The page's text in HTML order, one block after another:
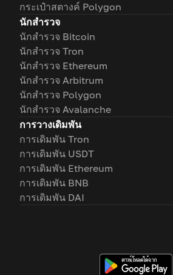
กระเป๋าสตางค์ Polygon
นักสำรวจ
นักสำรวจ Bitcoin
นักสำรวจ Tron
นักสำรวจ Ethereum
นักสำรวจ Arbitrum
นักสำรวจ Polygon
นักสำรวจ Avalanche
การวางเดิมพัน
การเดิมพัน Tron
การเดิมพัน USDT
การเดิมพัน Ethereum
การเดิมพัน BNB
การเดิมพัน DAI